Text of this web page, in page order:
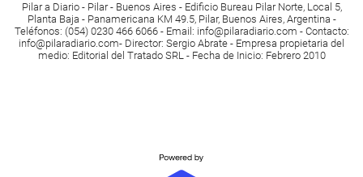
Pilar a Diario - Pilar - Buenos Aires - Edificio Bureau Pilar Norte, Local 5,
Planta Baja - Panamericana KM 49.5, Pilar, Buenos Aires, Argentina -
Teléfonos: (054) 0230 466 6066 - Email : info@pilaradiario.com - Contacto:
info@pilaradiario.com- Director: Sergio Abrate - Empresa propietaria del
medio: Editorial del Tratado SRL - Fecha de Inicio: Febrero 2010